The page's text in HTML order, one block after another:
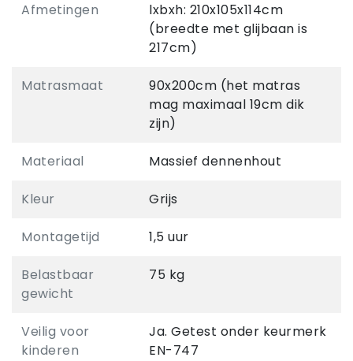
Afmetingen
lxbxh: 210x105x114cm
(breedte met glijbaan is
217cm)
Matrasmaat
90x200cm (het matras
mag maximaal 19cm dik
zijn)
Materiaal Massief dennenhout
Kleur Grijs
Montagetijd 1,5 uur
Belastbaar
gewicht
75 kg
Veilig voor
kinderen
Ja. Getest onder keurmerk
EN-747